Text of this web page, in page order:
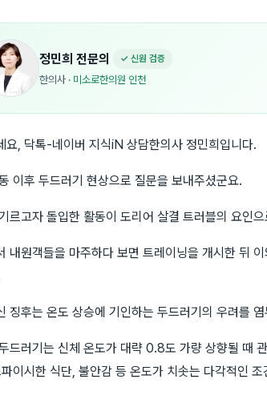
정민희 전문의 ✓ 신원 검증
한의사 · 미소로한의원 인천
요, 닥톡-네이버 지식iN 상담한의사 정민희입니다.
이후 두드러기 현상으로 질문을 보내주셨군요.
르고자 돌입한 활동이 도리어 살결 트러블의 요인
내원객들을 마주하다 보면 트레이닝을 개시한 뒤
징후는 온도 상승에 기인하는 두드러기의 우려를
드러기는 신체 온도가 대략 0.8도 가량 상향될 때
이시한 식단, 불안감 등 온도가 치솟는 다각적인